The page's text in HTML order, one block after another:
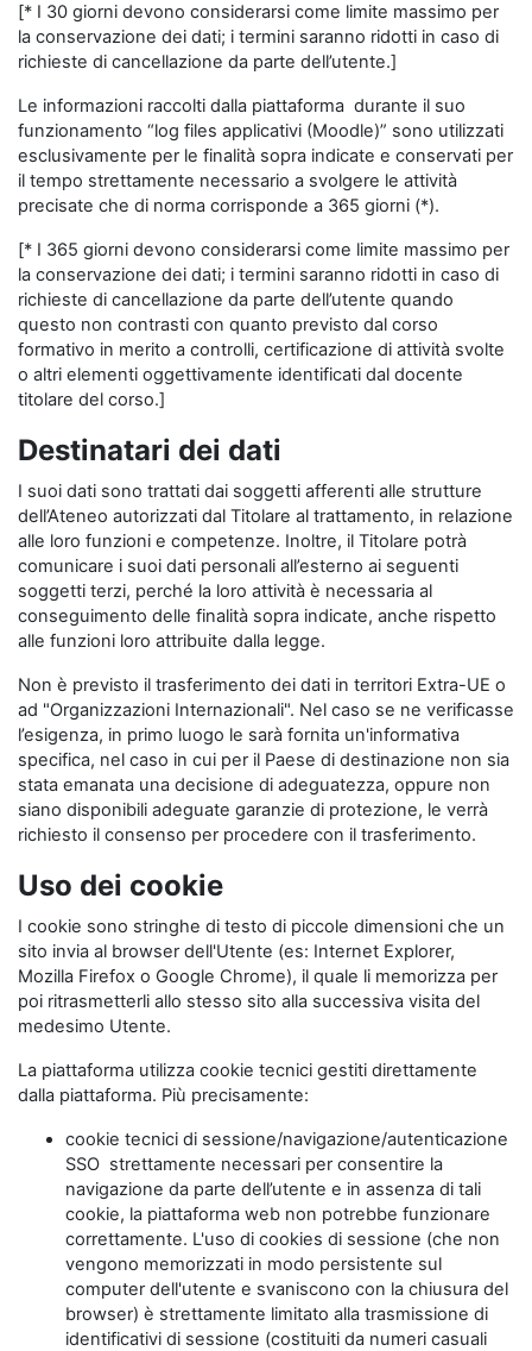
[* I 30 giorni devono considerarsi come limite massimo per
la conservazione dei dati; i termini saranno ridotti in caso di
richieste di cancellazione da parte dell’utente.]
Le informazioni raccolti dalla piattaforma durante il suo
funzionamento “log files applicativi (Moodle)” sono utilizzati
esclusivamente per le finalità sopra indicate e conservati per
il tempo strettamente necessario a svolgere le attività
precisate che di norma corrisponde a 365 giorni (*).
[* I 365 giorni devono considerarsi come limite massimo per
la conservazione dei dati; i termini saranno ridotti in caso di
richieste di cancellazione da parte dell’utente quando
questo non contrasti con quanto previsto dal corso
formativo in merito a controlli, certificazione di attività svolte
o altri elementi oggettivamente identificati dal docente
titolare del corso.]
Destinatari dei dati
I suoi dati sono trattati dai soggetti afferenti alle strutture
dell’Ateneo autorizzati dal Titolare al trattamento, in relazione
alle loro funzioni e competenze. Inoltre, il Titolare potrà
comunicare i suoi dati personali all’esterno ai seguenti
soggetti terzi, perché la loro attività è necessaria al
conseguimento delle finalità sopra indicate, anche rispetto
alle funzioni loro attribuite dalla legge.
Non è previsto il trasferimento dei dati in territori Extra-UE o
ad "Organizzazioni Internazionali". Nel caso se ne verificasse
l’esigenza, in primo luogo le sarà fornita un'informativa
specifica, nel caso in cui per il Paese di destinazione non sia
stata emanata una decisione di adeguatezza, oppure non
siano disponibili adeguate garanzie di protezione, le verrà
richiesto il consenso per procedere con il trasferimento.
Uso dei cookie
I cookie sono stringhe di testo di piccole dimensioni che un
sito invia al browser dell'Utente (es: Internet Explorer,
Mozilla Firefox o Google Chrome), il quale li memorizza per
poi ritrasmetterli allo stesso sito alla successiva visita del
medesimo Utente.
La piattaforma utilizza cookie tecnici gestiti direttamente
dalla piattaforma. Più precisamente:
cookie tecnici di sessione/navigazione/autenticazione
SSO strettamente necessari per consentire la
navigazione da parte dell’utente e in assenza di tali
cookie, la piattaforma web non potrebbe funzionare
correttamente. L'uso di cookies di sessione (che non
vengono memorizzati in modo persistente sul
computer dell'utente e svaniscono con la chiusura del
browser) è strettamente limitato alla trasmissione di
identificativi di sessione (costituiti da numeri casuali